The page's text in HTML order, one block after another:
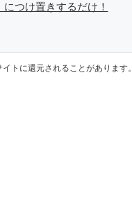
つけ置きするだけ！
トに還元されることがあります。